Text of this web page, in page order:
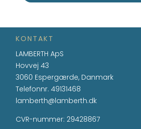
KONTAKT
LAMBERTH ApS
Hovvej 43
3060 Espergærde, Danmark
Telefonnr.49131468
lamberth@lamberth.dk
CVR-nummer: 29428867